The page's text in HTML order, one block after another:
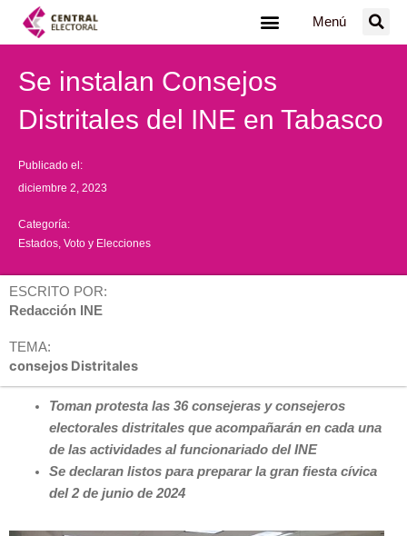
Menú
Se instalan Consejos
Distritales del INE en Tabasco
Publicado el:
diciembre 2, 2023
Categoría:
Estados Voto y Elecciones
ESCRITO POR:
Redacción INE
TEMA:
consejos Distritales
Toman protesta las 36 consejeras y consejeros
electorales distritales que acompañarán en cada una
de las actividades al funcionariado del INE
Se declaran listos para preparar la gran fiesta cívica
del 2 de junio de 2024